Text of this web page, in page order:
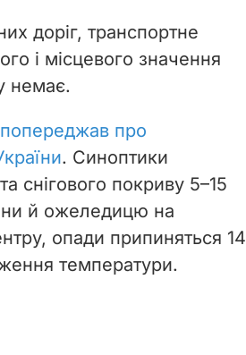
доріг, транспортне
і місцевого значення
немає.
попереджав про
. Синоптики
снігового покриву 5–15
й ожеледицю на
опади припиняться 14
температури.